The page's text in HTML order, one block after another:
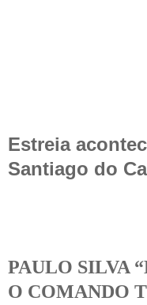
Estreia
Santiago do
PAULO SILVA
O COMANDO